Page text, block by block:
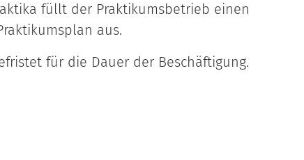
füllt der Praktikumsbetrieb einen
aus.
für die Dauer der Beschäftigung.